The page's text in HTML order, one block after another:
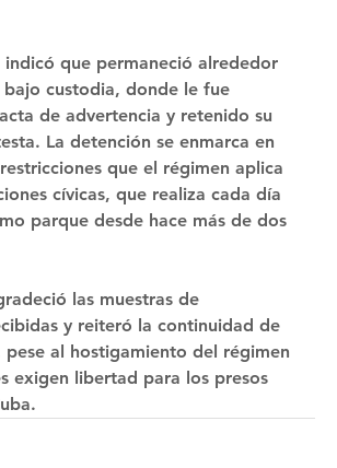
indicó que permaneció alrededor
custodia, donde le fue
de advertencia y retenido su
La detención se enmarca en
que el régimen aplica
cívicas, que realiza cada día
parque desde hace más de dos
las muestras de
y reiteró la continuidad de
pese al hostigamiento del régimen
exigen libertad para los presos